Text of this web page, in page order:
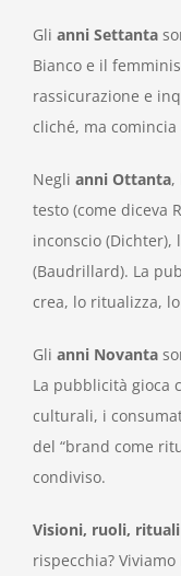
Gli anni Settanta
Bianco e il
rassicurazione e
cliché, ma
Negli anni Ottanta,
testo (come diceva
inconscio
(Baudrillard). La
crea, lo ritualizza,
Gli anni Novanta
La pubblicità gioca
culturali, i
del “brand come
condiviso.
Visioni, ruoli, rituali
rispecchia?